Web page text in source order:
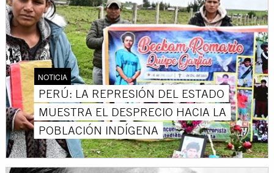
NOTICIA
PERÚ: LA REPRESIÓN DEL ESTADO
MUESTRA EL DESPRECIO HACIA LA
POBLACIÓN INDÍGENA